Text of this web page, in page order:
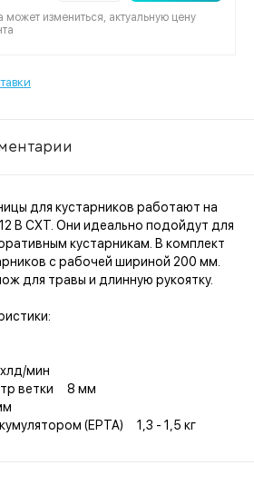
может измениться, актуальную цену
для кустарников работают на
В CXT. Они идеально подойдут для
кустарникам. В комплект
с рабочей шириной 200 мм.
для травы и длинную рукоятку.
мин
ветки 8 мм
(EPTA) 1,3 - 1,5 кг